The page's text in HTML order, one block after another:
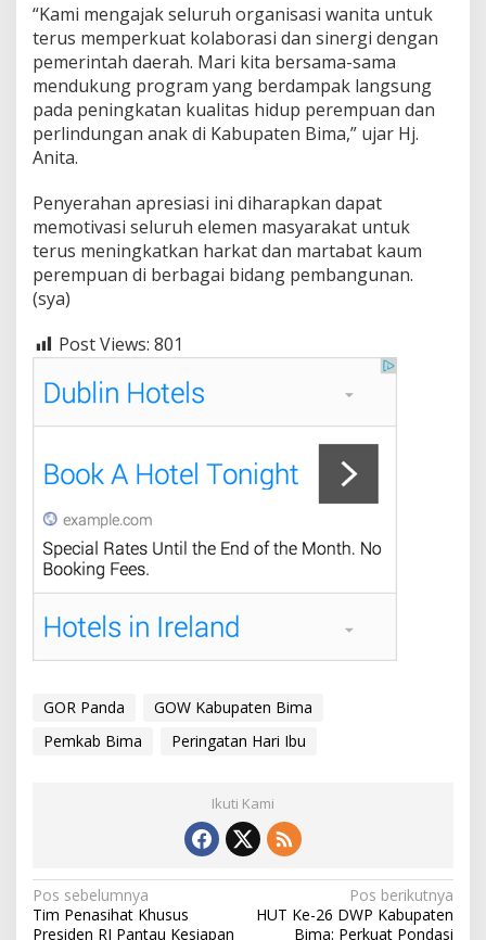
“Kami mengajak seluruh organisasi wanita untuk
terus memperkuat kolaborasi dan sinergi dengan
pemerintah daerah. Mari kita bersama-sama
mendukung program yang berdampak langsung
pada peningkatan kualitas hidup perempuan dan
perlindungan anak di Kabupaten Bima,” ujar Hj.
Anita.
Penyerahan apresiasi ini diharapkan dapat
memotivasi seluruh elemen masyarakat untuk
terus meningkatkan harkat dan martabat kaum
perempuan di berbagai bidang pembangunan.
(sya)
Post Views: 801
GOR Panda
GOW Kabupaten Bima
Pemkab Bima
Peringatan Hari Ibu
Ikuti Kami
N
a
Pos sebelumnya
Tim Penasihat Khusus
Presiden RI Pantau Kesiapan
Pos berikutnya
HUT Ke-26 DWP Kabupaten
Bima: Perkuat Pondasi